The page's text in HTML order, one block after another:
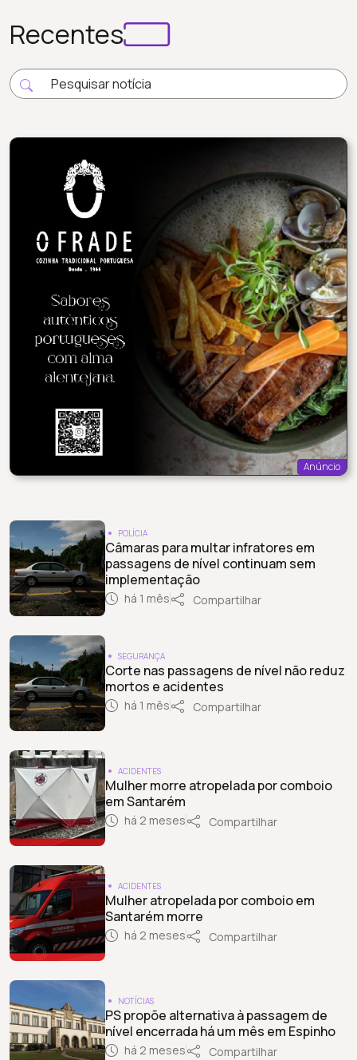
Recentes
Anúncio
POLÍCIA
Câmaras para multar infratores em
passagens de nível continuam sem
implementação
há 1 mês Compartilhar
SEGURANÇA
Corte nas passagens de nível não reduz
mortos e acidentes
há 1 mês Compartilhar
ACIDENTES
Mulher morre atropelada por comboio
em Santarém
há 2 meses Compartilhar
ACIDENTES
Mulher atropelada por comboio em
Santarém morre
há 2 meses Compartilhar
NOTÍCIAS
PS propõe alternativa à passagem de
nível encerrada há um mês em Espinho
há 2 meses Compartilhar